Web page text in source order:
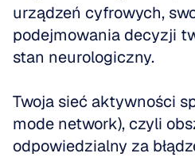
urządzeń cyfrowych,
podejmowania decyzji
stan neurologiczny.
Twoja sieć aktywności
mode network), czyli
odpowiedzialny za